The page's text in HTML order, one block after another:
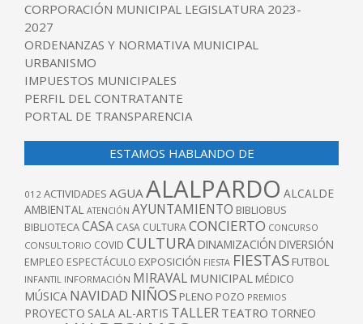
CORPORACIÓN MUNICIPAL LEGISLATURA 2023-
2027
ORDENANZAS Y NORMATIVA MUNICIPAL
URBANISMO
IMPUESTOS MUNICIPALES
PERFIL DEL CONTRATANTE
PORTAL DE TRANSPARENCIA
ESTAMOS HABLANDO DE
012 ACTIVIDADES AGUAALALPARDO ALCALDE
AMBIENTAL ATENCIÓN AYUNTAMIENTO BIBLIOBUS
BIBLIOTECACASA CASA CULTURACONCIERTO CONCURSO
CONSULTORIO COVID CULTURA DINAMIZACIÓN DIVERSIÓN
EMPLEO ESPECTÁCULO EXPOSICIÓN FIESTA FIESTAS FUTBOL
INFANTIL INFORMACIÓN MIRAVAL MUNICIPAL MÉDICO
MÚSICA NAVIDAD NIÑOS PLENO POZO PREMIOS
PROYECTO SALA AL-ARTIS TALLER TEATRO TORNEO